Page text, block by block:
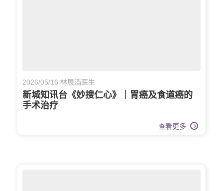
2026/05/16 林展滔医生
新城知讯台《妙搜仁心》｜胃癌及食道癌的
手术治疗
查看更多